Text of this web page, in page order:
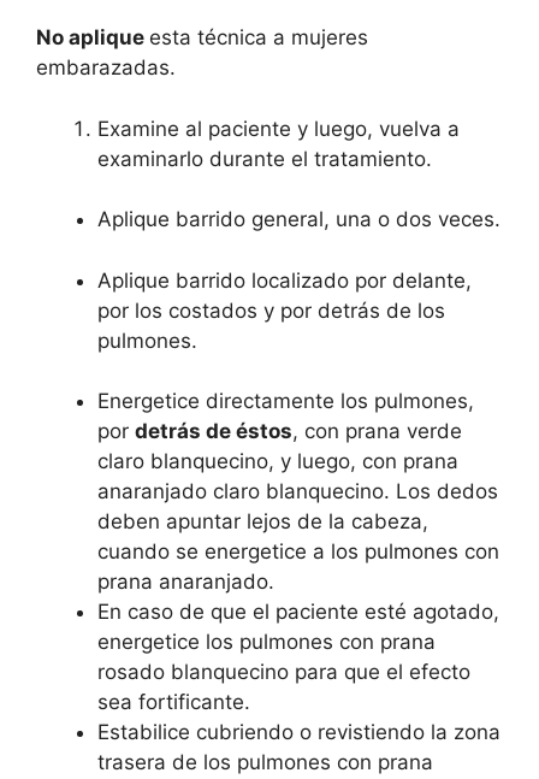
No aplique esta técnica a mujeres
embarazadas.
Examine al paciente y luego, vuelva a
examinarlo durante el tratamiento.
Aplique barrido general, una o dos veces.
Aplique barrido localizado por delante,
por los costados y por detrás de los
pulmones.
Energetice directamente los pulmones,
por detrás de éstos, con prana verde
claro blanquecino, y luego, con prana
anaranjado claro blanquecino. Los dedos
deben apuntar lejos de la cabeza,
cuando se energetice a los pulmones con
prana anaranjado.
En caso de que el paciente esté agotado,
energetice los pulmones con prana
rosado blanquecino para que el efecto
sea fortificante.
Estabilice cubriendo o revistiendo la zona
trasera de los pulmones con prana